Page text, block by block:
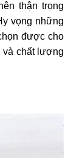
thận trọng
vọng những
được cho
và chất lượng